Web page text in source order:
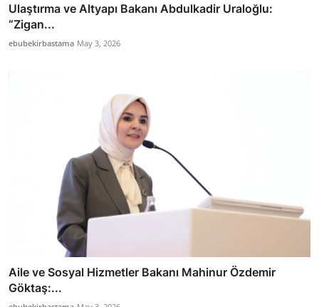
Ulaştırma ve Altyapı Bakanı Abdulkadir Uraloğlu:
“Zigan...
ebubekirbastama May 3, 2026
Aile ve Sosyal Hizmetler Bakanı Mahinur Özdemir
Göktaş:...